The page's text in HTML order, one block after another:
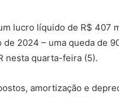
lucro líquido de R$ 407
2024 – uma queda de
nesta quarta-feira (5).
amortização e